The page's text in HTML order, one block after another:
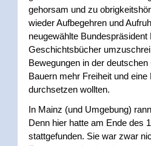
gehorsam und zu
wieder Aufbegehren und
neugewählte
Geschichtsbücher
Bewegungen in der
Bauern mehr Freiheit und
durchsetzen wollten.
In Mainz (und Umgebung)
Denn hier hatte am Ende des
stattgefunden. Sie war zwar